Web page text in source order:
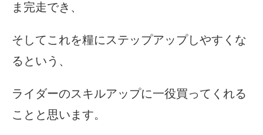
ま完走でき、
そしてこれを糧にステップアップしやすくな
るという、
ライダーのスキルアップに一役買ってくれる
ことと思います。